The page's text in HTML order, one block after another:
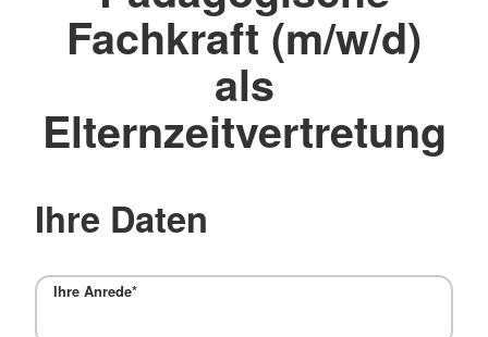
Fachkraft (m/w/d)
als
Elternzeitvertretung
Ihre Daten
Ihre Anrede*